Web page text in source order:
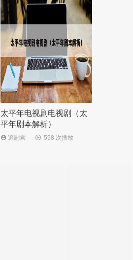
太平年电视剧电视剧（太
平年剧本解析）
追剧君 598 次播放